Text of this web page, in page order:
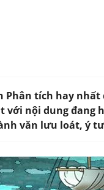
Phân tích hay nhất
với nội dung đang
văn lưu loát, ý